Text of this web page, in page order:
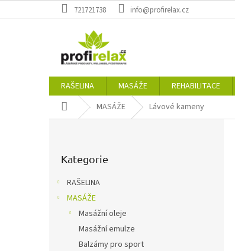
na
721721738 info@profirelax.cz
RAŠELINA MASÁŽE REHABILITACE
Domů MASÁŽE Lávové kameny
kategorie
Kategorie
RAŠELINA
MASÁŽE
Masážní oleje
Masážní emulze
Balzámy pro sport